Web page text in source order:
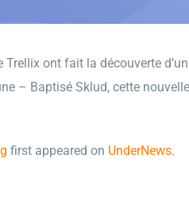
Trellix ont fait la découverte
– Baptisé Sklud, cette
first appeared on UnderNews.